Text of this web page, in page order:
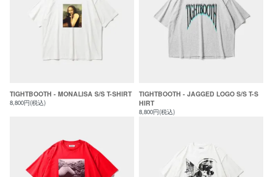
TIGHTBOOTH - MONALISA S/S T-SHIRT
8,800円(税込)
TIGHTBOOTH - JAGGED LOGO S/S T-S
HIRT
8,800円(税込)